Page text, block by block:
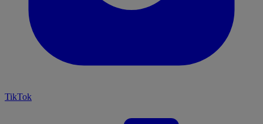
TikTok